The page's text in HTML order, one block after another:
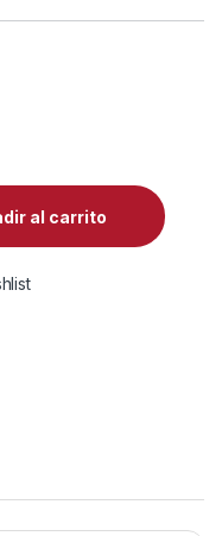
BRASSWELL N3050
al carrito